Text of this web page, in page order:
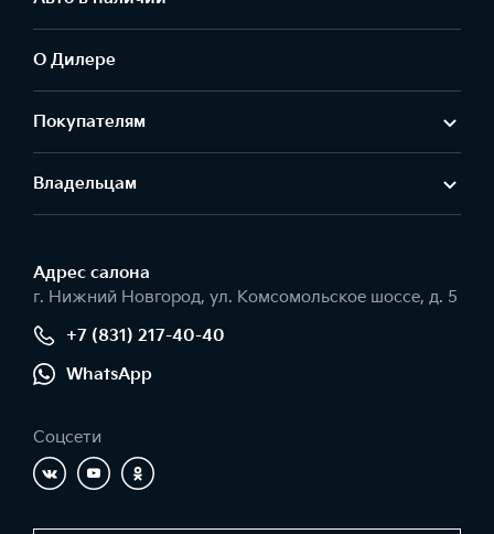
О Дилере
Покупателям
Владельцам
Адрес салонa
г. Нижний Новгород, ул. Комсомольское шоссе, д. 5
+7 (831) 217-40-40
WhatsApp
Соцсети